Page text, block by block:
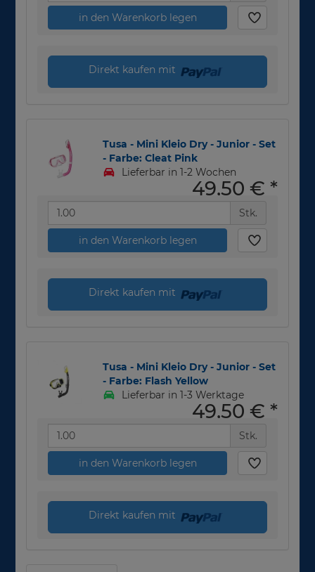
in den Warenkorb legen
Direkt kaufen mit
Tusa - Mini Kleio Dry - Junior - Set
- Farbe: Cleat Pink
Lieferbar in 1-2 Wochen
49,50 € *
Stk.
in den Warenkorb legen
Direkt kaufen mit
Tusa - Mini Kleio Dry - Junior - Set
- Farbe: Flash Yellow
Lieferbar in 1-3 Werktage
49,50 € *
Stk.
in den Warenkorb legen
Direkt kaufen mit